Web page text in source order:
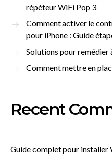
répéteur WiFi Pop 3
Comment activer le
pour iPhone : Guide
Solutions pour remédier
Comment mettre en
Recent
Guide complet pour installer